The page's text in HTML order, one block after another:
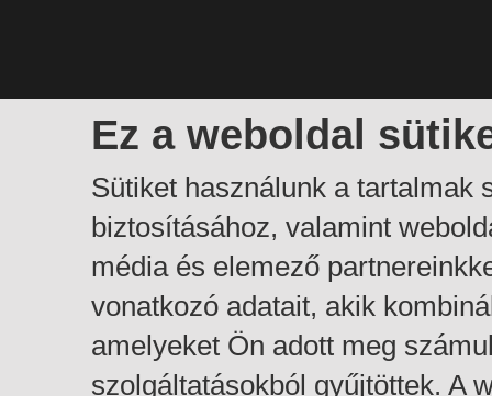
Ez a weboldal
Sütiket használunk a tartalmak
biztosításához, valamint
média és elemező
vonatkozó adatait, akik
amelyeket Ön adott meg
szolgáltatásokból gyűjtöttek. A